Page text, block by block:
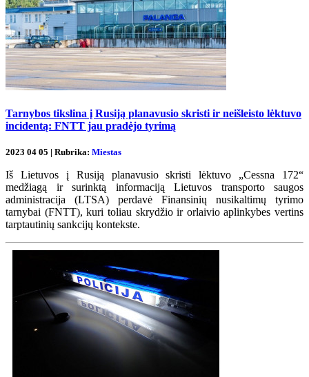
Tarnybos tikslina į Rusiją planavusio skristi ir neišleisto lėktuvo
incidentą: FNTT jau pradėjo tyrimą
2023 04 05 | Rubrika: Miestas
Iš Lietuvos į Rusiją planavusio skristi lėktuvo „Cessna 172“
medžiagą ir surinktą informaciją Lietuvos transporto saugos
administracija (LTSA) perdavė Finansinių nusikaltimų tyrimo
tarnybai (FNTT), kuri toliau skrydžio ir orlaivio aplinkybes vertins
tarptautinių sankcijų kontekste.